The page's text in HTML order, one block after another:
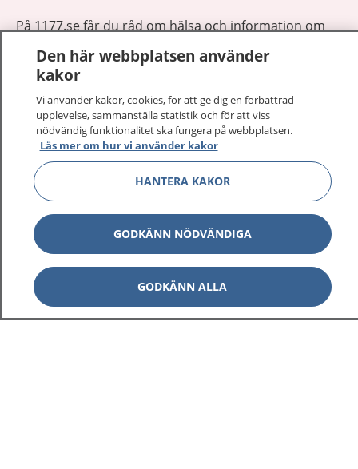
På 1177.se får du råd om hälsa och information om
Logga in för att läsa din journal och göra dina
vårdärenden. Ring telefonnummer 1177 för
sjukvårdsrådgivning dygnet runt.
1177 ger dig råd när du vill må bättre.
1177 på flera språk Visa
Om 1177 Visa
Kontakt Visa
Den här webbplatsen använder
kakor
Vi använder kakor, cookies, för att ge dig en förbättrad
upplevelse, sammanställa statistik och för att viss
nödvändig funktionalitet ska fungera på webbplatsen.
Läs mer om hur vi använder kakor
HANTERA KAKOR
GODKÄNN NÖDVÄNDIGA
GODKÄNN ALLA